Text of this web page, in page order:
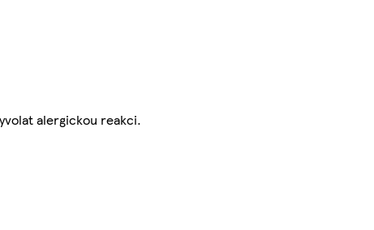
alergickou reakci.